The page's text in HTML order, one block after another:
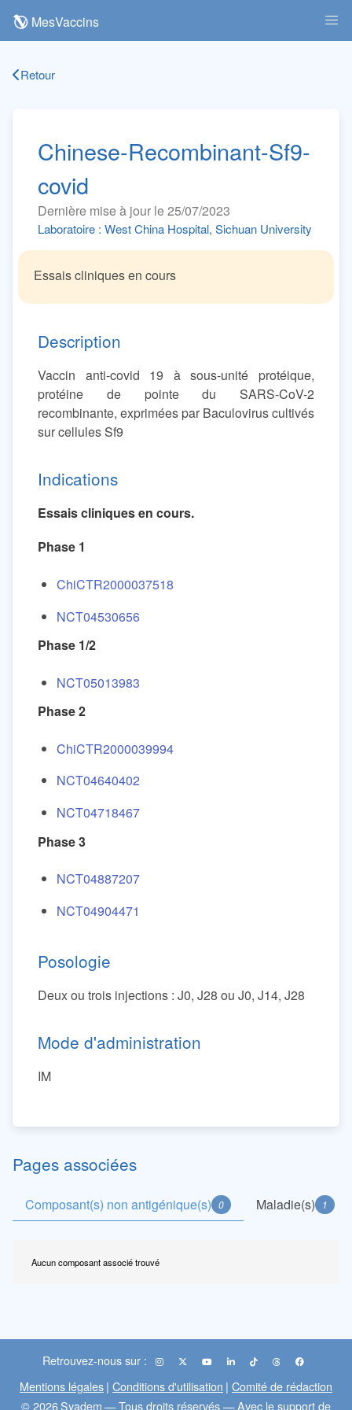
MesVaccins
Retour
Chinese-Recombinant-Sf9-
covid
Dernière mise à jour le 25/07/2023
Laboratoire : West China Hospital, Sichuan University
Essais cliniques en cours
Description
Vaccin anti-covid 19 à sous-unité protéique,
protéine de pointe du SARS-CoV-2
recombinante, exprimées par Baculovirus cultivés
sur cellules Sf9
Indications
Essais cliniques en cours.
Phase 1
ChiCTR2000037518
NCT04530656
Phase 1/2
NCT05013983
Phase 2
ChiCTR2000039994
NCT04640402
NCT04718467
Phase 3
NCT04887207
NCT04904471
Posologie
Deux ou trois injections : J0, J28 ou J0, J14, J28
Mode d'administration
IM
Pages associées
Composant(s) non antigénique(s) 0 Maladie(s) 1
Aucun composant associé trouvé
Retrouvez-nous sur :
Mentions légales| Conditions d'utilisation | Comité de rédaction
© 2026Syadem— Tous droits réservés — Avec le support de